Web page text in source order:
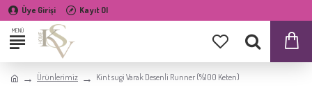
Üye Girişi Kayıt Ol
Ürünlerimiz Kint sugi Varak Desenli Runner (%100 Keten)